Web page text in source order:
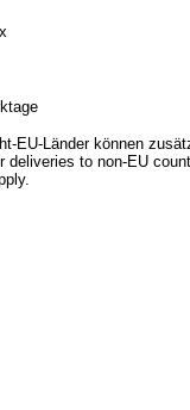
EU-Länder können
deliveries to non-EU